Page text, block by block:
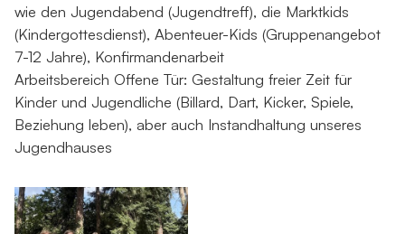
wie den Jugendabend (Jugendtreff), die Marktkids
(Kindergottesdienst), Abenteuer-Kids (Gruppenangebot
7-12 Jahre), Konfirmandenarbeit
Arbeitsbereich Offene Tür: Gestaltung freier Zeit für
Kinder und Jugendliche (Billard, Dart, Kicker, Spiele,
Beziehung leben), aber auch Instandhaltung unseres
Jugendhauses